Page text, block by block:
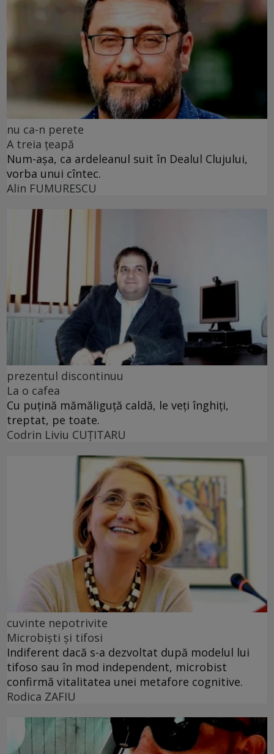
nu ca-n perete
A treia țeapă
Num-așa, ca ardeleanul suit în Dealul Clujului,
vorba unui cîntec.
Alin FUMURESCU
prezentul discontinuu
La o cafea
Cu puţină mămăliguţă caldă, le veţi înghiţi,
treptat, pe toate.
Codrin Liviu CUŢITARU
cuvinte nepotrivite
Microbiști și tifosi
Indiferent dacă s-a dezvoltat după modelul lui
tifoso sau în mod independent, microbist
confirmă vitalitatea unei metafore cognitive.
Rodica ZAFIU